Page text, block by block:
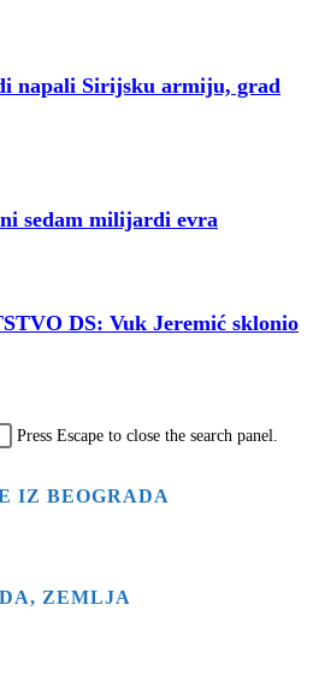
napali Sirijsku armiju, grad
sedam milijardi evra
DS: Vuk Jeremić sklonio
Press Escape to close the search panel.
IZ BEOGRADA
ZEMLJA